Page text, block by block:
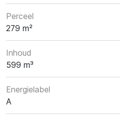
Perceel
279 m²
Inhoud
599 m³
Energielabel
A